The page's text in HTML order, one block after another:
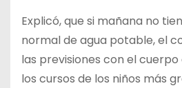
Explicó, que si mañana no
normal de agua potable, el
las previsiones con el
los cursos de los niños más